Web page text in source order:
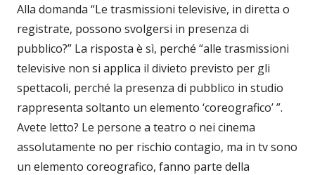
Alla domanda “Le trasmissioni televisive, in diretta o
registrate, possono svolgersi in presenza di
pubblico?” La risposta è sì, perché “alle trasmissioni
televisive non si applica il divieto previsto per gli
spettacoli, perché la presenza di pubblico in studio
rappresenta soltanto un elemento ‘coreografico’ ”.
Avete letto? Le persone a teatro o nei cinema
assolutamente no per rischio contagio, ma in tv sono
un elemento coreografico, fanno parte della